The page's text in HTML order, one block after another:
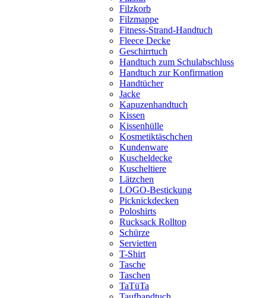
Filzkorb
Filzmappe
Fitness-Strand-Handtuch
Fleece Decke
Geschirrtuch
Handtuch zum Schulabschluss
Handtuch zur Konfirmation
Handtücher
Jacke
Kapuzenhandtuch
Kissen
Kissenhülle
Kosmetiktäschchen
Kundenware
Kuscheldecke
Kuscheltiere
Lätzchen
LOGO-Bestickung
Picknickdecken
Poloshirts
Rucksack Rolltop
Schürze
Servietten
T-Shirt
Tasche
Taschen
TaTüTa